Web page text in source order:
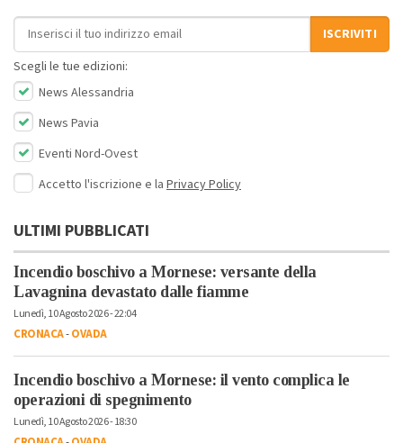
Indirizzo email
ISCRIVITI
Scegli le tue edizioni:
News Alessandria
News Pavia
Eventi Nord-Ovest
Accetto l'iscrizione e la Privacy Policy
ULTIMI PUBBLICATI
Incendio boschivo a Mornese: versante della
Lavagnina devastato dalle fiamme
Lunedì, 10 Agosto 2026 - 22:04
CRONACA-OVADA
Incendio boschivo a Mornese: il vento complica le
operazioni di spegnimento
Lunedì, 10 Agosto 2026 - 18:30